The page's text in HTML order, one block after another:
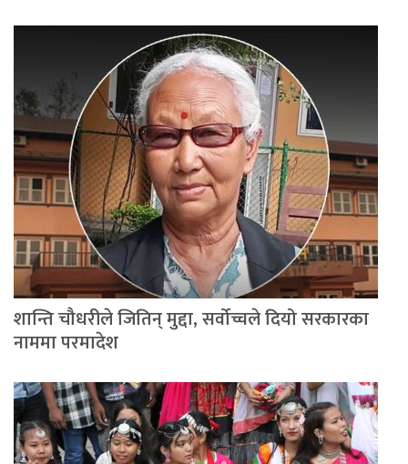
शान्ति चौधरीले जितिन् मुद्दा, सर्वोच्चले दियो सरकारका
नाममा परमादेश